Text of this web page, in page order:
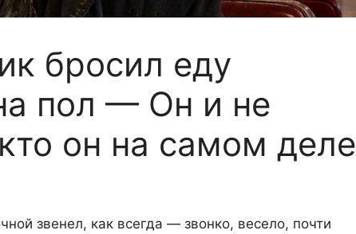
бросил еду
пол — Он и не
он на самом деле
звенел, как всегда — звонко, весело, почти